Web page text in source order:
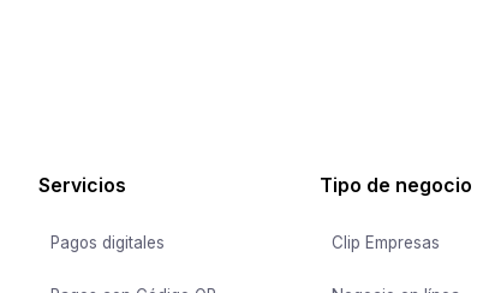
Servicios
Pagos digitales
Tipo de negocio
Clip Empresas